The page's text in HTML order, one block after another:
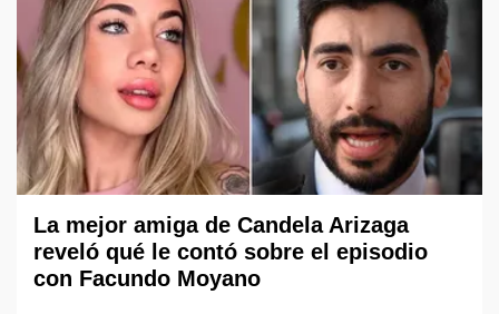
La mejor amiga de Candela Arizaga
reveló qué le contó sobre el episodio
con Facundo Moyano